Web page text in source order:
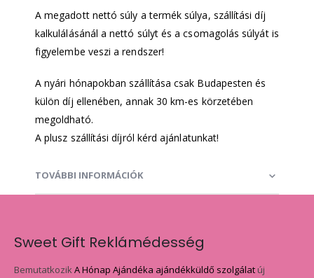
A megadott nettó súly a termék súlya, szállítási díj
kalkulálásánál a nettó súlyt és a csomagolás súlyát is
figyelembe veszi a rendszer!
A nyári hónapokban szállítása csak Budapesten és
külön díj ellenében, annak 30 km-es körzetében
megoldható.
A plusz szállítási díjról kérd ajánlatunkat!
TOVÁBBI INFORMÁCIÓK
Sweet Gift Reklámédesség
BemutatkozikA Hónap Ajándéka ajándékküldő szolgálat új